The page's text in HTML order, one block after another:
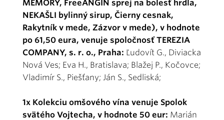
MEMORY, FreeANGIN sprej na bolesť hrdla,
NEKAŠLI bylinný sirup, Čierny cesnak,
Rakytník v mede, Zázvor v mede), v hodnote
po 61,50 eura, venuje spoločnosť TEREZIA
COMPANY, s. r. o., Praha: Ľudovít G., Diviacka
Nová Ves; Eva H., Bratislava; Blažej P., Kočovce;
Vladimír S., Piešťany; Ján S., Sedliská;
1x Kolekciu omšového vína venuje Spolok
svätého Vojtecha, v hodnote 50 eur: Marián